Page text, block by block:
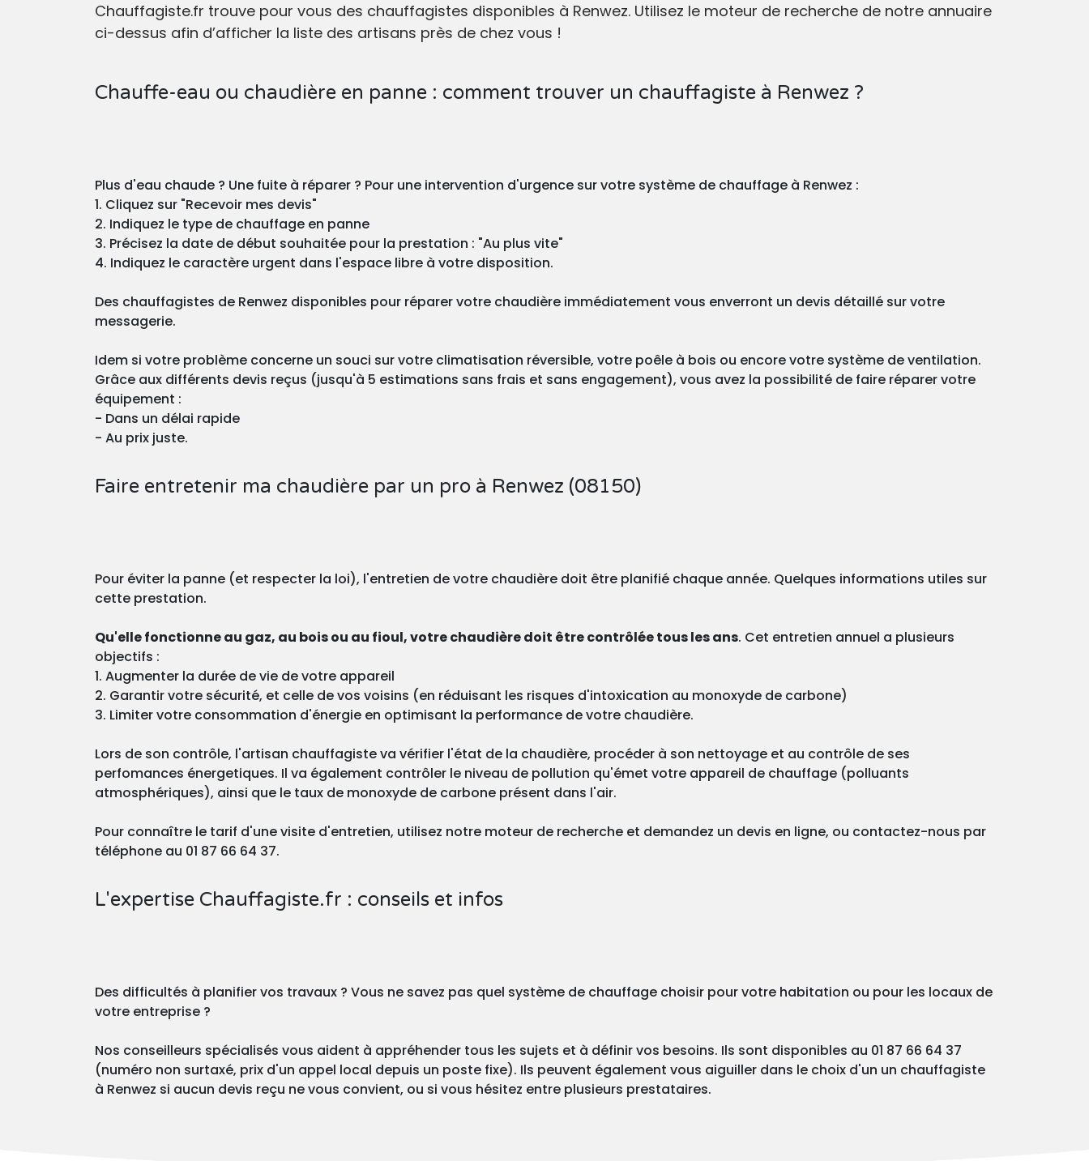
Chauffagiste.fr trouve pour vous des chauffagistes disponibles à Renwez. Utilisez le moteur de recherche de notre annuaire
ci-dessus afin d’afficher la liste des artisans près de chez vous !
Chauffe-eau ou chaudière en panne : comment trouver un chauffagiste à Renwez ?
Plus d'eau chaude ? Une fuite à réparer ? Pour une intervention d'urgence sur votre système de chauffage à Renwez :
1. Cliquez sur "Recevoir mes devis"
2. Indiquez le type de chauffage en panne
3. Précisez la date de début souhaitée pour la prestation : "Au plus vite"
4. Indiquez le caractère urgent dans l'espace libre à votre disposition.
Des chauffagistes de Renwez disponibles pour réparer votre chaudière immédiatement vous enverront un devis détaillé sur votre
messagerie.
Idem si votre problème concerne un souci sur votre climatisation réversible, votre poêle à bois ou encore votre système de ventilation.
Grâce aux différents devis reçus (jusqu'à 5 estimations sans frais et sans engagement), vous avez la possibilité de faire réparer votre
équipement :
- Dans un délai rapide
- Au prix juste.
Faire entretenir ma chaudière par un pro à Renwez (08150)
Pour éviter la panne (et respecter la loi), l'entretien de votre chaudière doit être planifié chaque année. Quelques informations utiles sur
cette prestation.
Qu'elle fonctionne au gaz, au bois ou au fioul, votre chaudière doit être contrôlée tous les ans. Cet entretien annuel a plusieurs
objectifs :
1. Augmenter la durée de vie de votre appareil
2. Garantir votre sécurité, et celle de vos voisins (en réduisant les risques d'intoxication au monoxyde de carbone)
3. Limiter votre consommation d'énergie en optimisant la performance de votre chaudière.
Lors de son contrôle, l'artisan chauffagiste va vérifier l'état de la chaudière, procéder à son nettoyage et au contrôle de ses
perfomances énergetiques. Il va également contrôler le niveau de pollution qu'émet votre appareil de chauffage (polluants
atmosphériques), ainsi que le taux de monoxyde de carbone présent dans l'air.
Pour connaître le tarif d'une visite d'entretien, utilisez notre moteur de recherche et demandez un devis en ligne, ou contactez-nous par
téléphone au 01 87 66 64 37.
L'expertise Chauffagiste.fr : conseils et infos
Des difficultés à planifier vos travaux ? Vous ne savez pas quel système de chauffage choisir pour votre habitation ou pour les locaux de
votre entreprise ?
Nos conseilleurs spécialisés vous aident à appréhender tous les sujets et à définir vos besoins. Ils sont disponibles au 01 87 66 64 37
(numéro non surtaxé, prix d'un appel local depuis un poste fixe). Ils peuvent également vous aiguiller dans le choix d'un un chauffagiste
à Renwez si aucun devis reçu ne vous convient, ou si vous hésitez entre plusieurs prestataires.